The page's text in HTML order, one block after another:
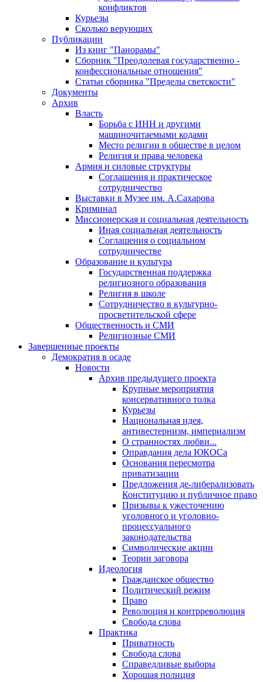
конфликтов
Курьезы
Сколько верующих
Публикации
Из книг "Панорамы"
Сборник "Преодолевая государственно -
конфессиональные отношения"
Статьи сборника "Пределы светскости"
Документы
Архив
Власть
Борьба с ИНН и другими
машиночитаемыми кодами
Место религии в обществе в целом
Религия и права человека
Армия и силовые структуры
Соглашения и практическое
сотрудничество
Выставки в Музее им. А.Сахарова
Криминал
Миссионерская и социальная деятельность
Иная социальная деятельность
Соглашения о социальном
сотрудничестве
Образование и культура
Государственная поддержка
религиозного образования
Религия в школе
Сотрудничество в культурно-
просветительской сфере
Общественность и СМИ
Религиозные СМИ
Завершенные проекты
Демократия в осаде
Новости
Архив предыдущего проекта
Крупные мероприятия
консервативного толка
Курьезы
Национальная идея,
антивестернизм, империализм
О странностях любви...
Оправдания дела ЮКОСа
Основания пересмотра
приватизации
Предложения де-либерализовать
Конституцию и публичное право
Призывы к ужесточению
уголовного и уголовно-
процессуального
законодательства
Символические акции
Теории заговора
Идеология
Гражданское общество
Политический режим
Право
Революция и контрреволюция
Свобода слова
Практика
Приватность
Свобода слова
Справедливые выборы
Хорошая полиция